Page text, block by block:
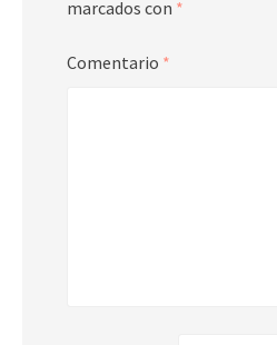
marcados con *
Comentario *